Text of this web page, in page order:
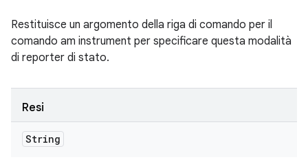
Restituisce un argomento della riga di comando per il
comando am instrument per specificare questa modalità
di reporter di stato.
Resi
String